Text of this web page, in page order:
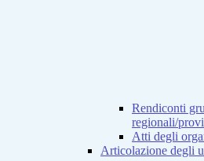
Rendiconti
regionali/
Atti degli
Articolazione degli